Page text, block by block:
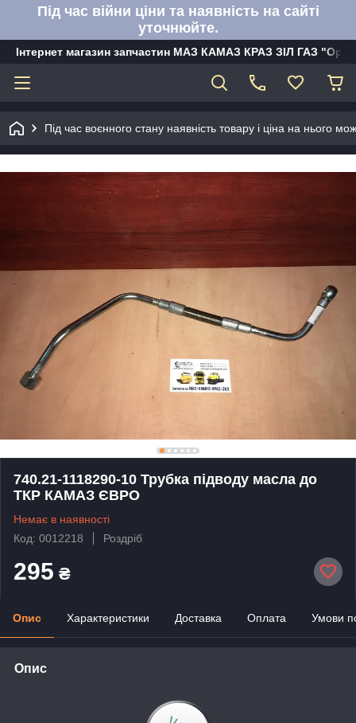
Під час війни ціни та наявність на сайті
уточнюйте.
Інтернет магазин запчастин МАЗ КАМАЗ КРАЗ ЗІЛ ГАЗ
Під час воєнного стану наявність товару і ціна на нього
740.21-1118290-10 Трубка підводу масла до
ТКР КАМАЗ ЄВРО
Немає в наявності
Код: 0012218
Роздріб
295 ₴
Опис Характеристики Доставка Оплата Умови
Опис